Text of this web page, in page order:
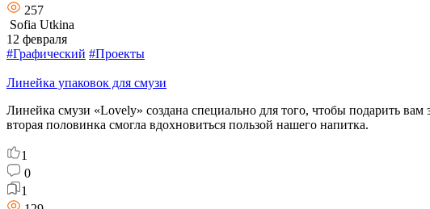
257
Sofia Utkina
12 февраля
#Графический #Проекты
Линейка упаковок для смузи
Линейка смузи «Lovely» создана специально для того, чтобы подарить
вторая половинка смогла вдохновиться пользой нашего напитка.
1
0
1